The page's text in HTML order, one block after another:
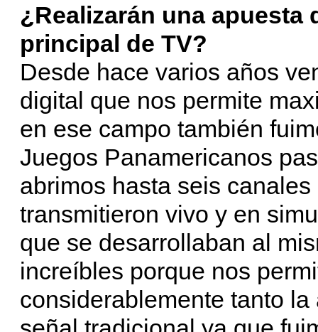
¿Realizarán una apuesta
principal de TV?
Desde hace varios años
digital que nos permite
en ese campo también
Juegos Panamericanos
abrimos hasta seis
transmitieron vivo y en
que se desarrollaban al
increíbles porque nos
considerablemente tanto